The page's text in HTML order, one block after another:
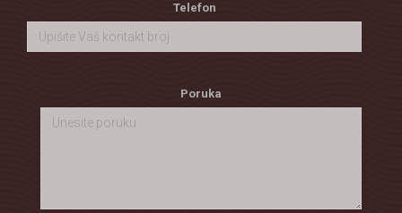
Telefon
Poruka